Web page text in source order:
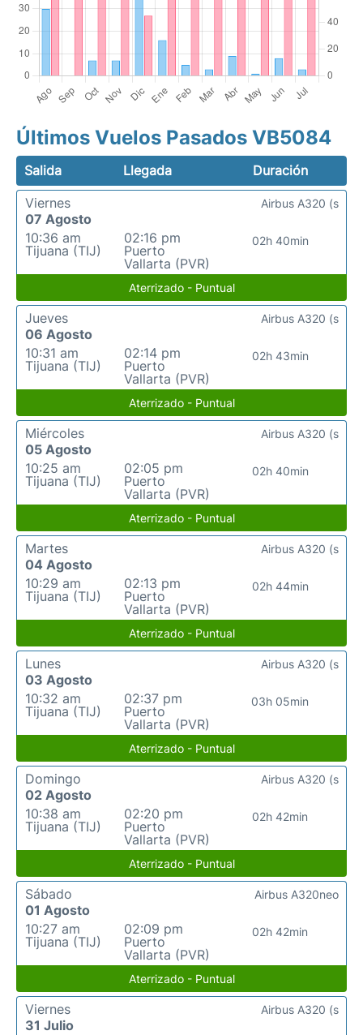
Últimos Vuelos Pasados VB5084
Salida Llegada
Duración
Viernes
07 Agosto
10:36 am
Tijuana (TIJ)
02:16 pm
Puerto
Vallarta (PVR)
02h 40min
Airbus A320 (s
Aterrizado - Puntual
Jueves
06 Agosto
10:31 am
Tijuana (TIJ)
02:14 pm
Puerto
Vallarta (PVR)
02h 43min
Airbus A320 (s
Aterrizado - Puntual
Miércoles
05 Agosto
10:25 am
Tijuana (TIJ)
02:05 pm
Puerto
Vallarta (PVR)
02h 40min
Airbus A320 (s
Aterrizado - Puntual
Martes
04 Agosto
10:29 am
Tijuana (TIJ)
02:13 pm
Puerto
Vallarta (PVR)
02h 44min
Airbus A320 (s
Aterrizado - Puntual
Lunes
03 Agosto
10:32 am
Tijuana (TIJ)
02:37 pm
Puerto
Vallarta (PVR)
03h 05min
Airbus A320 (s
Aterrizado - Puntual
Domingo
02 Agosto
10:38 am
Tijuana (TIJ)
02:20 pm
Puerto
Vallarta (PVR)
02h 42min
Airbus A320 (s
Aterrizado - Puntual
Sábado
01 Agosto
10:27 am
Tijuana (TIJ)
02:09 pm
Puerto
Vallarta (PVR)
02h 42min
Airbus A320neo
Aterrizado - Puntual
Viernes
31 Julio
Airbus A320 (s